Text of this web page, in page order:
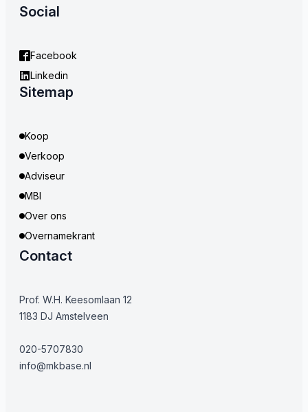
Social
Facebook
Linkedin
Sitemap
Koop
Verkoop
Adviseur
MBI
Over ons
Overnamekrant
Contact
Prof. W.H. Keesomlaan 12
1183 DJ Amstelveen
020-5707830
info@mkbase.nl